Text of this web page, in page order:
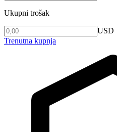
Ukupni trošak
USD
Trenutna kupnja